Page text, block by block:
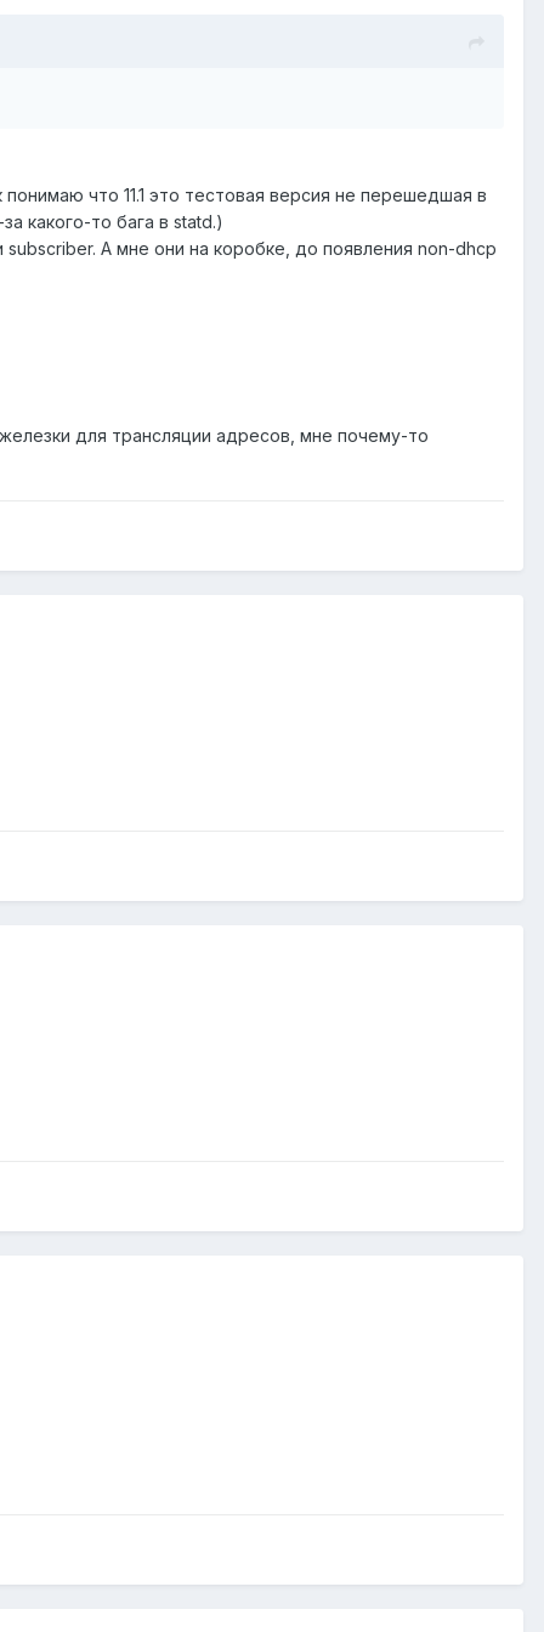
что 11.1 это тестовая версия не перешедшая в
какого-то бага в statd.)
А мне они на коробке, до появления non-dhcp
для трансляции адресов, мне почему-то